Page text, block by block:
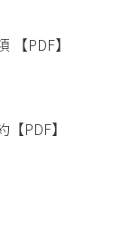
【PDF】
PDF】